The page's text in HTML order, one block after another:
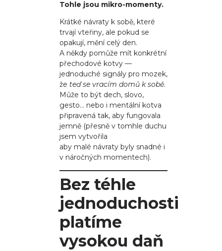
Tohle jsou mikro-momenty.
Krátké návraty k sobě, které
trvají vteřiny, ale pokud se
opakují, mění celý den.
A někdy pomůže mít konkrétní
přechodové kotvy —
jednoduché signály pro mozek,
že teď se vracím domů k sobě.
Může to být dech, slovo,
gesto… nebo i mentální kotva
připravená tak, aby fungovala
jemně (přesně v tomhle duchu
jsem vytvořila
aby malé návraty byly snadné i
v náročných momentech).
Bez téhle
jednoduchosti
platíme
vysokou daň